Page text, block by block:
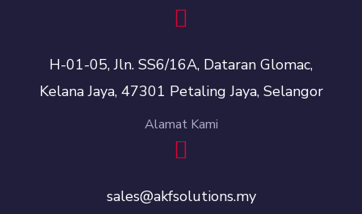
H-01-05, Jln. SS6/16A, Dataran Glomac,
Kelana Jaya, 47301 Petaling Jaya, Selangor
Alamat Kami
sales@akfsolutions.my